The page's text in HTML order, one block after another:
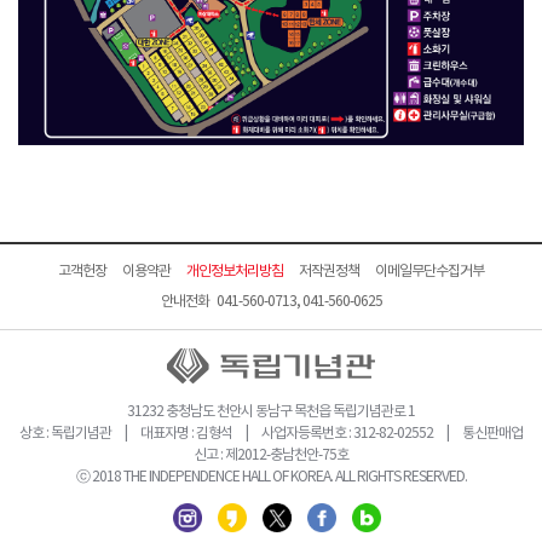
고객헌장 이용약관 개인정보처리방침 저작권정책
이메일무단수집거부
안내전화 041-560-0713, 041-560-0625
31232 충청남도 천안시 동남구 목천읍 독립기념관로 1
상호 : 독립기념관 | 대표자명 : 김형석 | 사업자등록번호 : 312-82-02552 | 통신판매업
신고 : 제2012-충남천안-75호
ⓒ 2018 THE INDEPENDENCE HALL OF KOREA. ALL RIGHTS RESERVED.